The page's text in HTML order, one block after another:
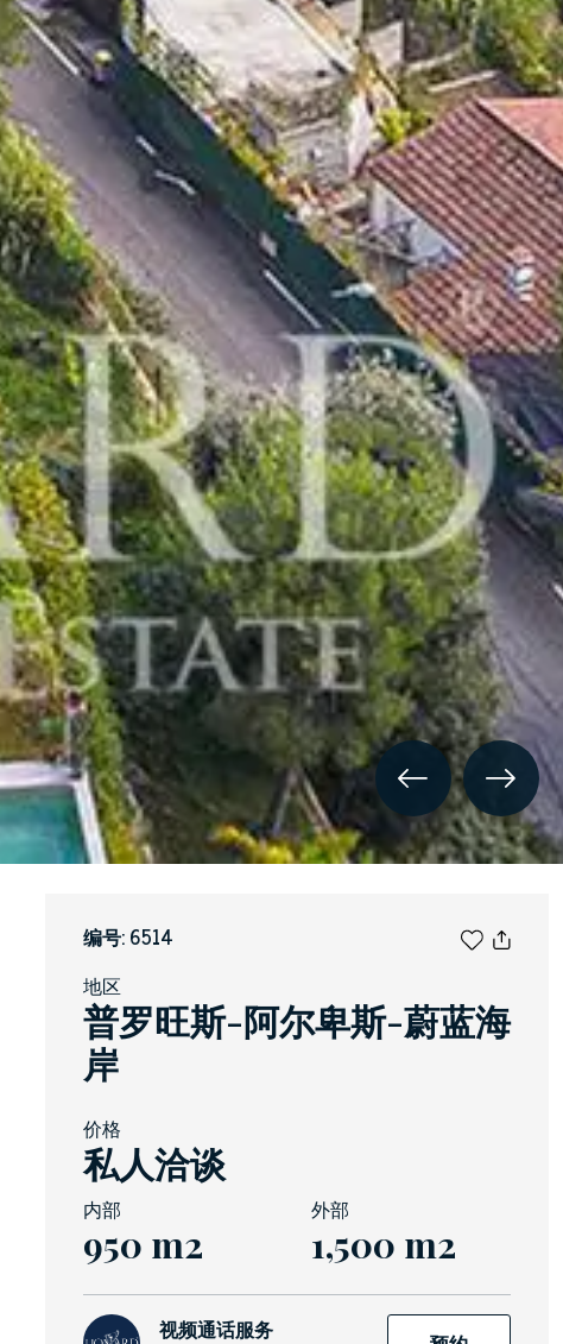
编号: 6514
地区
普罗旺斯-阿尔卑斯-蔚蓝海
岸
价格
私人洽谈
内部
950 m2
外部
1,500 m2
视频通话服务